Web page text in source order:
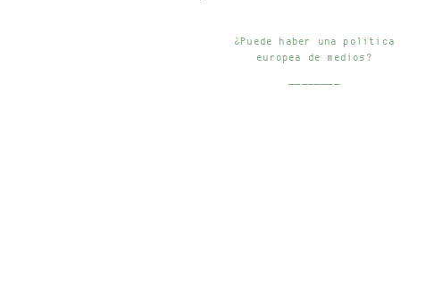
¿Puede haber una politica
europea de medios?